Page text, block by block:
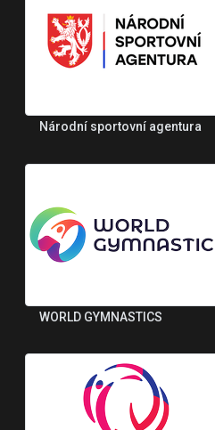
Národní sportovní agentura
WORLD GYMNASTICS